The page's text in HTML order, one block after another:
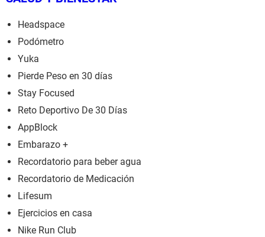
Headspace
Podómetro
Yuka
Pierde Peso en 30 días
Stay Focused
Reto Deportivo De 30 Días
AppBlock
Embarazo +
Recordatorio para beber agua
Recordatorio de Medicación
Lifesum
Ejercicios en casa
Nike Run Club